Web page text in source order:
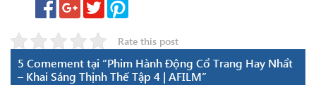
Rate this post
5 Comement tại “Phim Hành Động Cổ Trang Hay Nhẩt
– Khai Sáng Thịnh Thế Tập 4 | AFILM”